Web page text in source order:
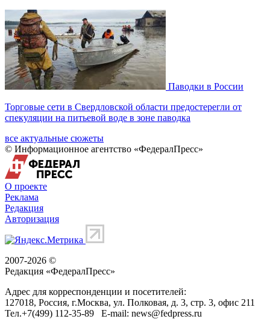
Паводки в России
Торговые сети в Свердловской области предостерегли от
спекуляции на питьевой воде в зоне паводка
все актуальные сюжеты
© Информационное агентство «ФедералПресс»
О проекте
Реклама
Редакция
Авторизация
2007-2026 ©
Редакция «ФедералПресс»
Адрес для корреспонденции и посетителей:
127018, Россия, г.Москва, ул. Полковая, д. 3, стр. 3, офис 211
Тел.+7(499) 112-35-89 E-mail: news@fedpress.ru